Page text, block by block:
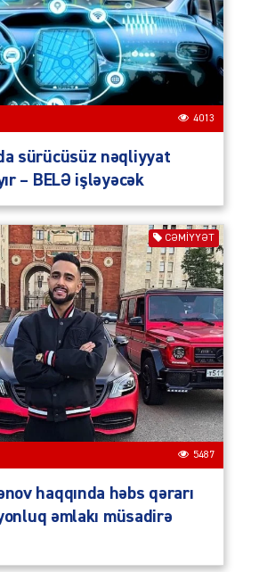
4013
sürücüsüz nəqliyyat
– BELƏ işləyəcək
CƏMIYYƏT
5487
haqqında həbs qərarı
əmlakı müsadirə